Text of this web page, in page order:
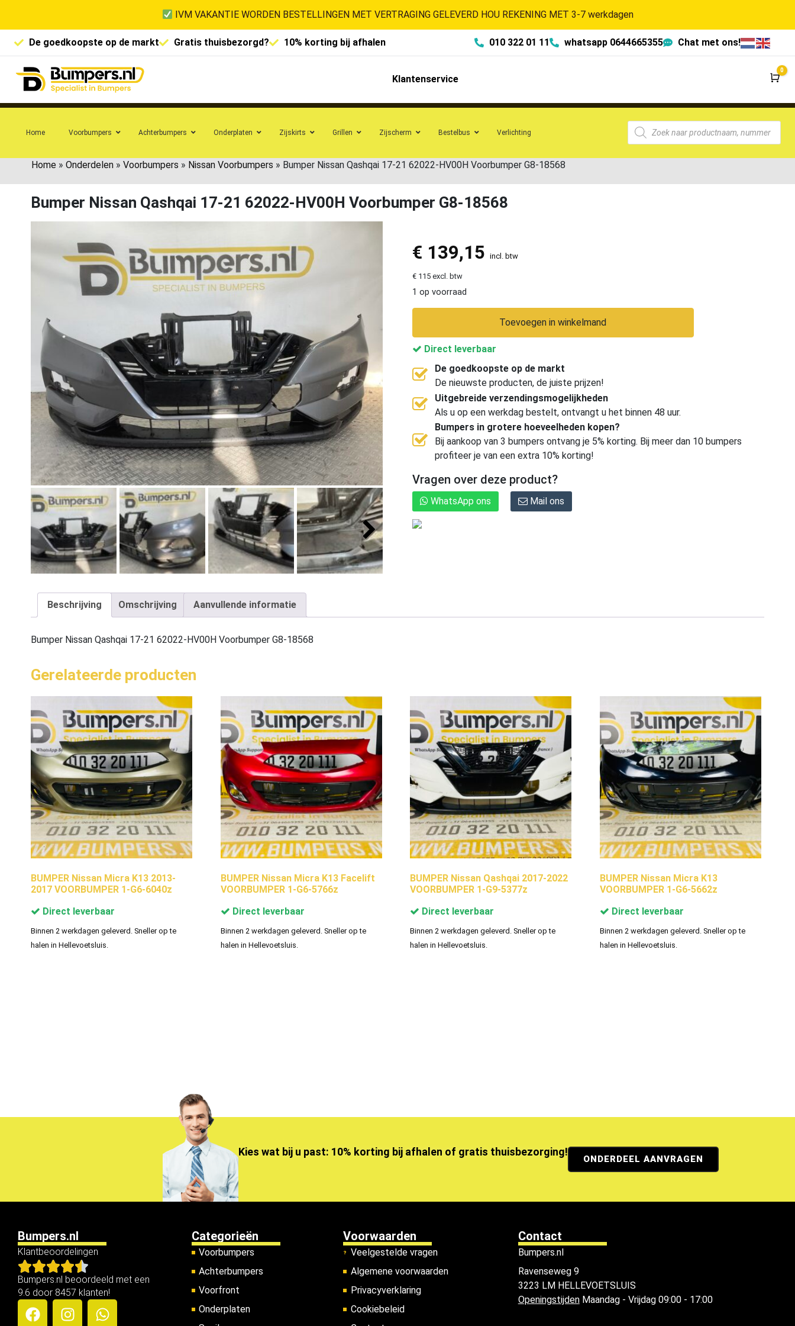
IVM VAKANTIE WORDEN BESTELLINGEN MET VERTRAGING GELEVERD HOU REKENING MET 3-7 werkdagen
De goedkoopste op de markt Gratis thuisbezorgd? 10% korting bij afhalen 010 322 01 11 whatsapp 0644665355 Chat met ons!
Klantenservice
0
Home Voorbumpers Achterbumpers Onderplaten Zijskirts Grillen Zijscherm Bestelbus Verlichting
Home » Onderdelen » Voorbumpers » Nissan Voorbumpers » Bumper Nissan Qashqai 17-21 62022-HV00H Voorbumper G8-18568
Bumper Nissan Qashqai 17-21 62022-HV00H Voorbumper G8-18568
€ 139,15 incl. btw
€ 115 excl. btw
1 op voorraad
Toevoegen in winkelmand
Direct leverbaar
De goedkoopste op de markt
De nieuwste producten, de juiste prijzen!
Uitgebreide verzendingsmogelijkheden
Als u op een werkdag bestelt, ontvangt u het binnen 48 uur.
Bumpers in grotere hoeveelheden kopen?
Bij aankoop van 3 bumpers ontvang je 5% korting. Bij meer dan 10 bumpers
profiteer je van een extra 10% korting!
Vragen over deze product?
WhatsApp ons Mail ons
Beschrijving Omschrijving Aanvullende informatie
Bumper Nissan Qashqai 17-21 62022-HV00H Voorbumper G8-18568
Gerelateerde producten
BUMPER Nissan Micra K13 2013-
2017 VOORBUMPER 1-G6-6040z
Direct leverbaar
Binnen 2 werkdagen geleverd. Sneller op te
halen in Hellevoetsluis.
BUMPER Nissan Micra K13 Facelift
VOORBUMPER 1-G6-5766z
Direct leverbaar
Binnen 2 werkdagen geleverd. Sneller op te
halen in Hellevoetsluis.
BUMPER Nissan Qashqai 2017-2022
VOORBUMPER 1-G9-5377z
Direct leverbaar
Binnen 2 werkdagen geleverd. Sneller op te
halen in Hellevoetsluis.
BUMPER Nissan Micra K13
VOORBUMPER 1-G6-5662z
Direct leverbaar
Binnen 2 werkdagen geleverd. Sneller op te
halen in Hellevoetsluis.
Kies wat bij u past: 10% korting bij afhalen of gratis thuisbezorging!
ONDERDEEL AANVRAGEN
Bumpers.nl
Klantbeoordelingen
Bumpers.nl beoordeeld met een
9.6 door 8457 klanten!
Categorieën
Voorbumpers
Achterbumpers
Voorfront
Onderplaten
Voorwaarden
Veelgestelde vragen
Algemene voorwaarden
Privacyverklaring
Cookiebeleid
Contact
Bumpers.nl
Ravenseweg 9
3223 LM HELLEVOETSLUIS
OpeningstijdenMaandag - Vrijdag 09:00 - 17:00